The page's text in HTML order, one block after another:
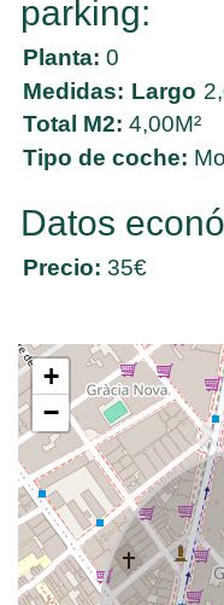
parking:
Planta: 0
Medidas: Largo
Total M2: 4,00M²
Tipo de coche:
Datos
Precio: 35€
+
−